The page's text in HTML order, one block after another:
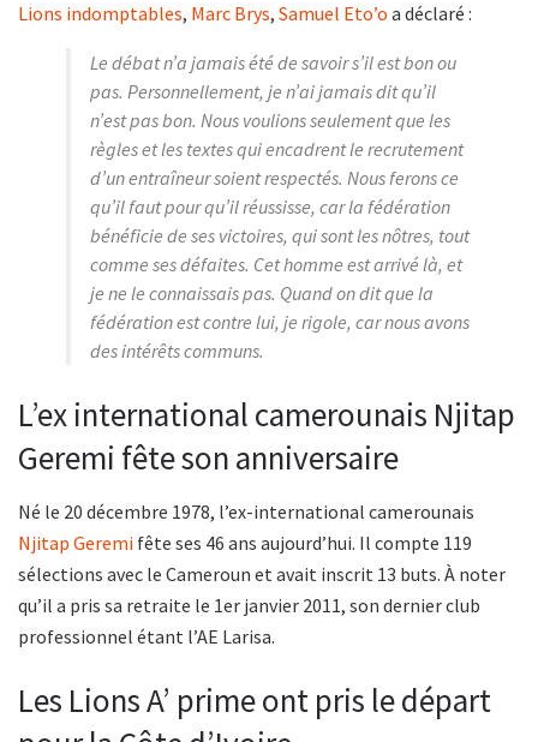
Lions indomptables, Marc Brys, Samuel Eto’o a déclaré :
Le débat n’a jamais été de savoir s’il est bon ou
pas. Personnellement, je n’ai jamais dit qu’il
n’est pas bon. Nous voulions seulement que les
règles et les textes qui encadrent le recrutement
d’un entraîneur soient respectés. Nous ferons ce
qu’il faut pour qu’il réussisse, car la fédération
bénéficie de ses victoires, qui sont les nôtres, tout
comme ses défaites. Cet homme est arrivé là, et
je ne le connaissais pas. Quand on dit que la
fédération est contre lui, je rigole, car nous avons
des intérêts communs.
L’ex international camerounais Njitap
Geremi fête son anniversaire
Né le 20 décembre 1978, l’ex-international camerounais
Njitap Geremi fête ses 46 ans aujourd’hui. Il compte 119
sélections avec le Cameroun et avait inscrit 13 buts. À noter
qu’il a pris sa retraite le 1er janvier 2011, son dernier club
professionnel étant l’AE Larisa.
Les Lions A’ prime ont pris le départ